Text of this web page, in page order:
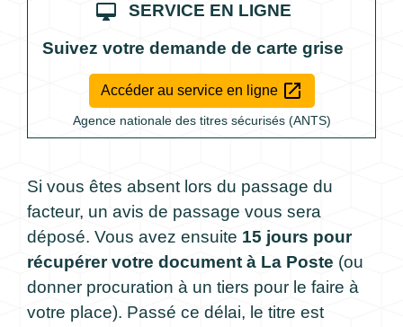
desktop_mac
SERVICE EN LIGNE
Suivez votre demande de carte grise
Accéder au service en ligne open_in_new
Agence nationale des titres sécurisés (ANTS)
Si vous êtes absent lors du passage du
facteur, un avis de passage vous sera
déposé. Vous avez ensuite 15 jours pour
récupérer votre document à La Poste (ou
donner procuration à un tiers pour le faire à
votre place). Passé ce délai, le titre est